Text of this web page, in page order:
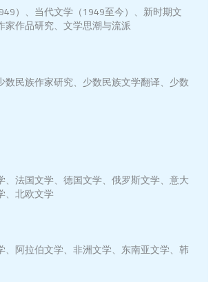
）、当代文学（1949至今）、新时期文
家作品研究、文学思潮与流派
数民族作家研究、少数民族文学翻译、少数
、法国文学、德国文学、俄罗斯文学、意大
、北欧文学
、阿拉伯文学、非洲文学、东南亚文学、韩